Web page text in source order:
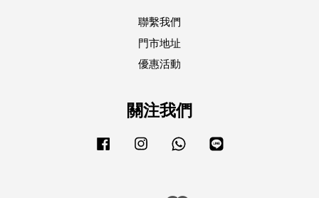
聯繫我們
門市地址
優惠活動
關注我們
Facebook Instagram Whatsapp